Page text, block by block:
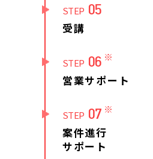
STEP 05
受講
STEP 06 ※
営業サポート
STEP 07 ※
案件進行
サポート